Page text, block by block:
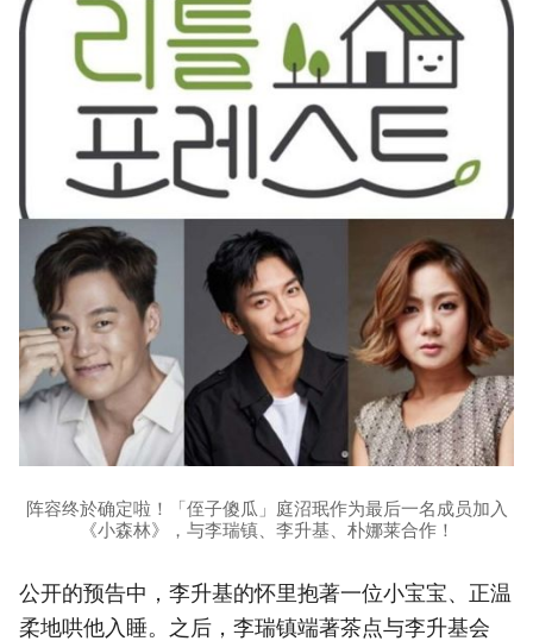
阵容终於确定啦！「侄子傻瓜」庭沼珉作为最后一名成员加入
《小森林》，与李瑞镇、李升基、朴娜莱合作！
公开的预告中，李升基的怀里抱著一位小宝宝、正温
柔地哄他入睡。之后，李瑞镇端著茶点与李升基会